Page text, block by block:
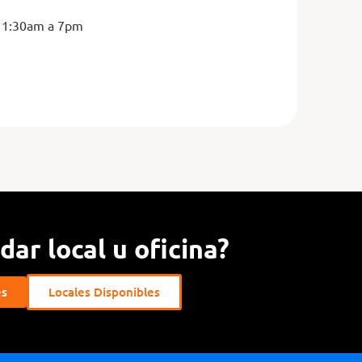
a 7pm
local u oficina?
Locales Disponibles